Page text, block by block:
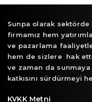
Sunpa olarak
firmamız hem
ve pazarlama
hem de sizlere hak
ve zaman da
katkısını sürdürmeyi
KVKK Metni